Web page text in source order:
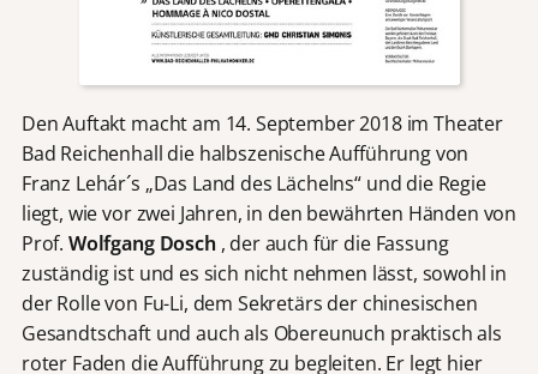
Den Auftakt macht am 14. September 2018 im Theater
Bad Reichenhall die halbszenische Aufführung von
Franz Lehár´s „Das Land des Lächelns“ und die Regie
liegt, wie vor zwei Jahren, in den bewährten Händen von
Prof. Wolfgang Dosch, der auch für die Fassung
zuständig ist und es sich nicht nehmen lässt, sowohl in
der Rolle von Fu-Li, dem Sekretärs der chinesischen
Gesandtschaft und auch als Obereunuch praktisch als
roter Faden die Aufführung zu begleiten. Er legt hier